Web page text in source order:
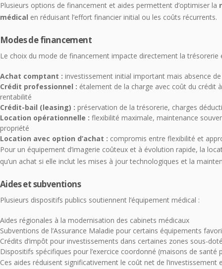
Plusieurs options de financement et aides permettent d’optimiser la
médical en réduisant l’effort financier initial ou les coûts récurrents.
Modes de financement
Le choix du mode de financement impacte directement la trésorerie
Achat comptant : investissement initial important mais absence
Crédit professionnel : étalement de la charge avec coût du crédit
rentabilité
Crédit-bail (leasing) : préservation de la trésorerie, charges
Location opérationnelle : flexibilité maximale, maintenance
propriété
Location avec option d’achat : compromis entre flexibilité et
Pour un équipement d’imagerie coûteux et à évolution rapide, la
qu’un achat si elle inclut les mises à jour technologiques et la
Aides et subventions
Plusieurs dispositifs publics soutiennent l’équipement médical :
Aides régionales à la modernisation des cabinets médicaux
Subventions de l’Assurance Maladie pour certains équipements
Crédits d’impôt pour investissements dans certaines zones sous-
Dispositifs spécifiques pour l’exercice coordonné (maisons de santé
Ces aides réduisent significativement le coût net de